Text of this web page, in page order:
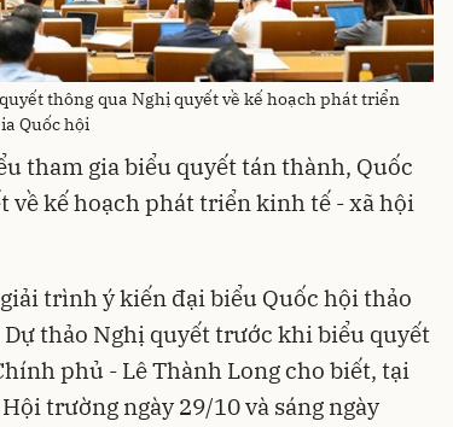
thông qua Nghị quyết về kế hoạch phát triển
Quốc hội
tham gia biểu quyết tán thành, Quốc
về kế hoạch phát triển kinh tế - xã hội
trình ý kiến đại biểu Quốc hội thảo
thảo Nghị quyết trước khi biểu quyết
phủ - Lê Thành Long cho biết, tại
trường ngày 29/10 và sáng ngày